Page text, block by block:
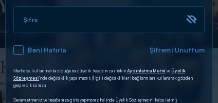
DİĞER SONUÇLAR
Şifre
Beni Hatırla Şifremi Unuttum
Merhaba, kullanmakta olduğunuz üyelik hesabınıza ilişkinAydınlatma Metni veÜyelik
Sözleşmesi’nde değişiklik yapılmıştır. (İlgili değişiklikleri bağlantıları kullanarak gözden
geçirebilirsiniz.)
Devam etmeniz ve hesabınıza giriş yapmanız halinde Üyelik Sözleşmesini kabul etmiş